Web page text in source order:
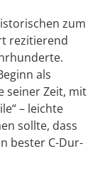
zum
rezitierend
als
seiner Zeit, mit
– leichte
sollte, dass
bester C-Dur-